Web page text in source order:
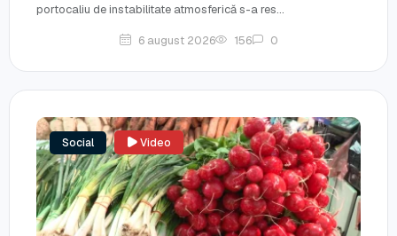
portocaliu de instabilitate atmosferică s-a res...
6 august 2026 156 0
Social Video